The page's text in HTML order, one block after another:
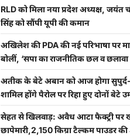
RLD को मिला नया प्रदेश अध्यक्ष, जयंत
सिंह को सौंपी यूपी की कमान
अखिलेश की PDA की नई परिभाषा पर
बोलीं, ‘सपा का राजनीतिक छल व छलावा
अतीक के बेटे अबान को आज होगा
शामिल होंगे पैरोल पर रिहा हुए दोनों बेटे
सेहत से खिलवाड़: अवैध आटा फैक्ट्री पर
छापेमारी,2,150 किग्रा टैल्कम पाउडर की